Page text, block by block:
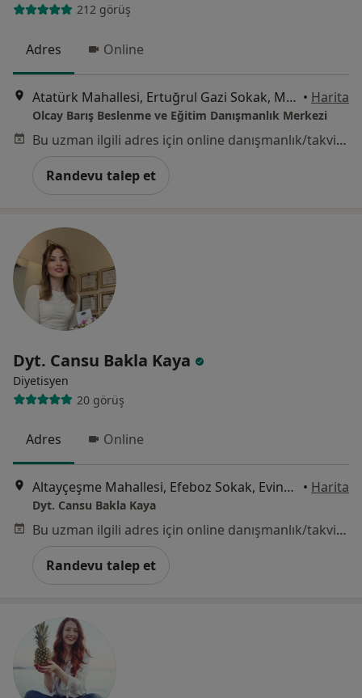
212 görüş
Adres Online
Atatürk Mahallesi, Ertuğrul Gazi Sokak, Metropol İstanbul Sitesi, C1 Blok, Kat:10 D:179, İstanbul • Harita
Olcay Barış Beslenme ve Eğitim Danışmanlık Merkezi
Bu uzman ilgili adres için online danışmanlık/takvim sunmuyor.
Randevu talep et
Dyt. Cansu Bakla Kaya
Diyetisyen
20 görüş
Adres Online
Altayçeşme Mahallesi, Efeboz Sokak, Evinpark Ada Sitesi No : 11-15 CB, İstanbul • Harita
Dyt. Cansu Bakla Kaya
Bu uzman ilgili adres için online danışmanlık/takvim sunmuyor.
Randevu talep et